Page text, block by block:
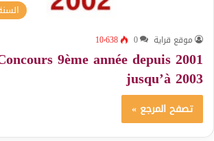
موقع قراية 0 10٬638
9ème année depuis 2001
jusqu’à 2003
تصفح المرجع »